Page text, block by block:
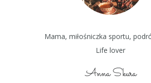
Mama, miłośniczka sportu,
Life lover
Anna Skura